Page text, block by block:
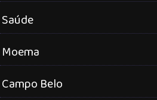
Saúde
Moema
Campo Belo